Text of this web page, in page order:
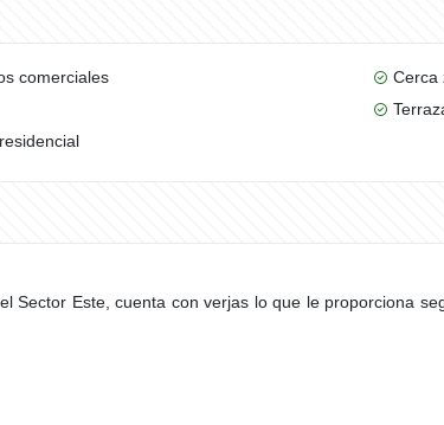
comerciales
Cerca
Sector Este, cuenta con verjas lo que le proporciona